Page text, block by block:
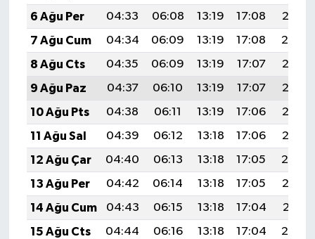
6 Ağu Per
04:33 06:08 13:19 17:08
20:21
7 Ağu Cum
04:34 06:09 13:19 17:08
20:19
8 Ağu Cts
04:35 06:09 13:19 17:07
20:18
9 Ağu Paz
04:37 06:10 13:19 17:07
20:17
10 Ağu Pts
04:38 06:11 13:19 17:06
20:16
11 Ağu Sal
04:39 06:12 13:18 17:06
20:15
12 Ağu Çar
04:40 06:13 13:18 17:05
20:14
13 Ağu Per
04:42 06:14 13:18 17:05
20:12
14 Ağu Cum
04:43 06:15 13:18 17:04
20:11
15 Ağu Cts
04:44 06:16 13:18 17:04
20:10